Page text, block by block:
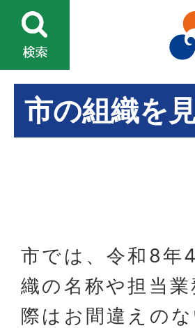
市の組織を
市では、令和8年
織の名称や担当
際はお間違えの